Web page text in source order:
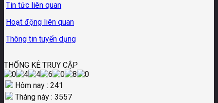
Tin tức liên quan
Hoạt động liên quan
Thông tin tuyển dụng
THỐNG KÊ TRUY CẬP
Hôm nay : 241
Tháng này : 3557